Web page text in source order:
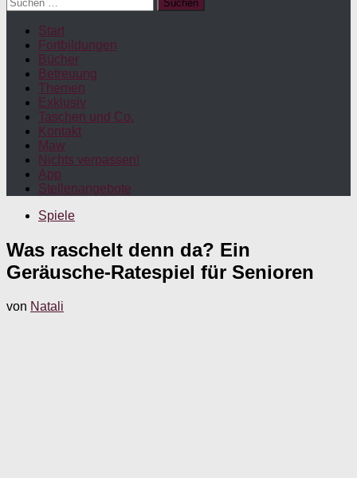
nach:
Start
Fortbildungen
Bücher
Betreuung
Themen
Exklusiv
Taschen und Co.
Kontakt
Maw
Nichts verpassen!
App
Stellenangebote
Spiele
Was raschelt denn da? Ein
Geräusche-Ratespiel für Senioren
von Natali